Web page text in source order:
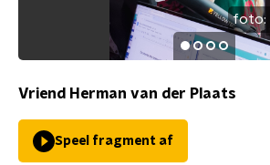
foto:
Vriend Herman van der Plaats
Speel fragment af